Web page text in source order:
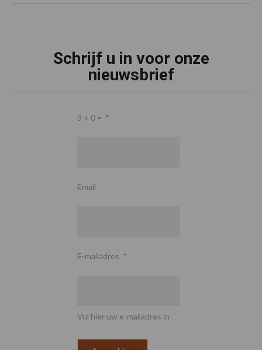
Schrijf u in voor onze
nieuwsbrief
3 + 0 = *
Email
E-mailadres *
Vul hier uw e-mailadres in